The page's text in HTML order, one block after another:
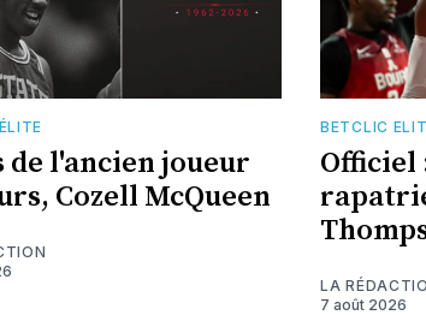
de l'ancien joueur
Cozell McQueen
BETCLIC
Officiel
LA
7 août 2026